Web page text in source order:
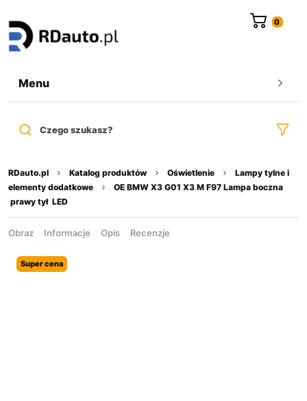
Menu
Czego szukasz?
RDauto.pl Katalog produktów Oświetlenie
Lampy tylne i
elementy dodatkowe
OE BMW X3 G01 X3 M F97 Lampa boczna
prawy tył LED
Obraz Informacje Opis Recenzje
Super cena